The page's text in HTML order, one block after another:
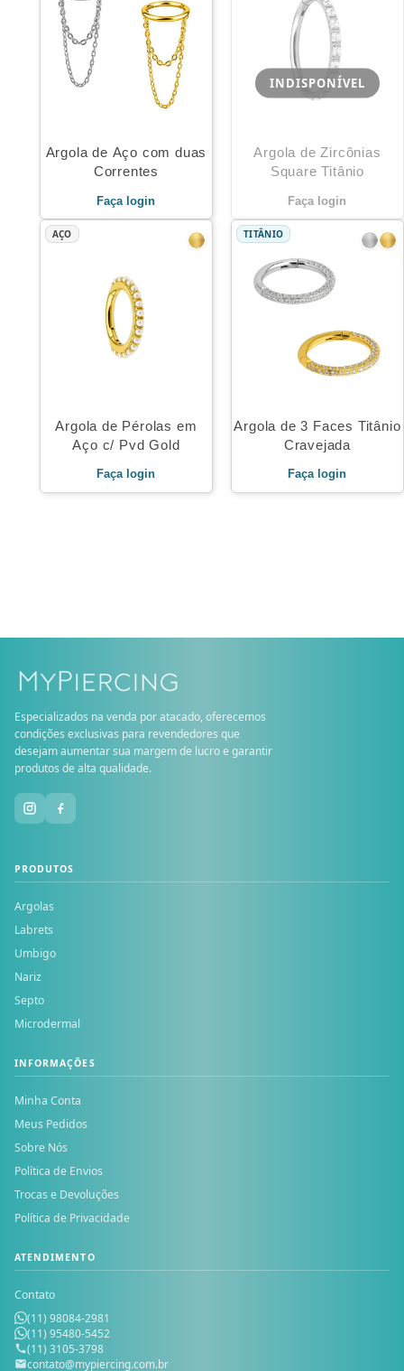
Argola de Aço com duas
Correntes
Faça login
INDISPONÍVEL
Argola de Zircônias
Square Titânio
Faça login
AÇO
Argola de Pérolas em
Aço c/ Pvd Gold
Faça login
TITÂNIO
Argola de 3 Faces Titânio
Cravejada
Faça login
Especializados na venda por atacado, oferecemos
condições exclusivas para revendedores que
desejam aumentar sua margem de lucro e garantir
produtos de alta qualidade.
PRODUTOS
Argolas
Labrets
Umbigo
Nariz
Septo
Microdermal
INFORMAÇÕES
Minha Conta
Meus Pedidos
Sobre Nós
Política de Envios
Trocas e Devoluções
Política de Privacidade
ATENDIMENTO
Contato
(11) 98084-2981
(11) 95480-5452
(11) 3105-3798
contato@mypiercing.com.br